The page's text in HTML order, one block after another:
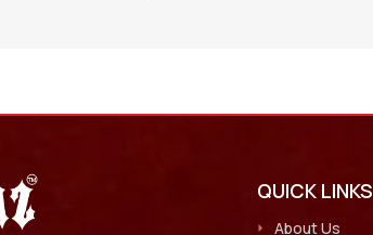
QUICK LINKS
About Us